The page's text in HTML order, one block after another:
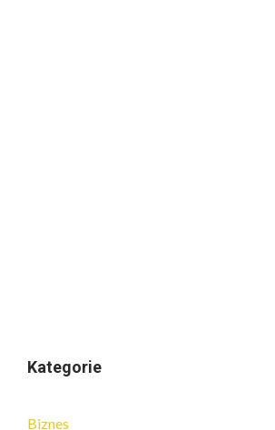
Kategorie
Biznes